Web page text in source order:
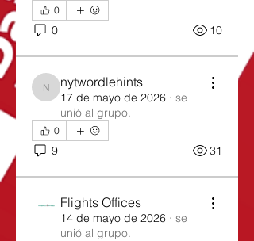
0
0 10
nytwordlehints
nytwordlehints
17 de mayo de 2026 · se
unió al grupo.
0
9 31
Flights Offices
14 de mayo de 2026 · se
unió al grupo.